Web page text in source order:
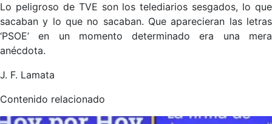
Lo peligroso de TVE son los telediarios sesgados, lo que
sacaban y lo que no sacaban. Que aparecieran las letras
‘PSOE’ en un momento determinado era una mera
anécdota.
J. F. Lamata
Contenido relacionado